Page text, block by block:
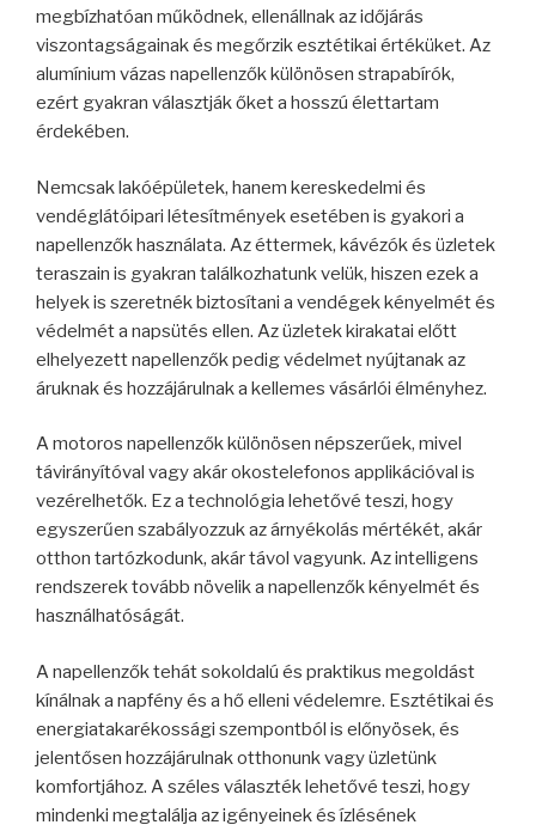
megbízhatóan működnek, ellenállnak az időjárás
viszontagságainak és megőrzik esztétikai értéküket. Az
alumínium vázas napellenzők különösen strapabírók,
ezért gyakran választják őket a hosszú élettartam
érdekében.
Nemcsak lakóépületek, hanem kereskedelmi és
vendéglátóipari létesítmények esetében is gyakori a
napellenzők használata. Az éttermek, kávézók és üzletek
teraszain is gyakran találkozhatunk velük, hiszen ezek a
helyek is szeretnék biztosítani a vendégek kényelmét és
védelmét a napsütés ellen. Az üzletek kirakatai előtt
elhelyezett napellenzők pedig védelmet nyújtanak az
áruknak és hozzájárulnak a kellemes vásárlói élményhez.
A motoros napellenzők különösen népszerűek, mivel
távirányítóval vagy akár okostelefonos applikációval is
vezérelhetők. Ez a technológia lehetővé teszi, hogy
egyszerűen szabályozzuk az árnyékolás mértékét, akár
otthon tartózkodunk, akár távol vagyunk. Az intelligens
rendszerek tovább növelik a napellenzők kényelmét és
használhatóságát.
A napellenzők tehát sokoldalú és praktikus megoldást
kínálnak a napfény és a hő elleni védelemre. Esztétikai és
energiatakarékossági szempontból is előnyösek, és
jelentősen hozzájárulnak otthonunk vagy üzletünk
komfortjához. A széles választék lehetővé teszi, hogy
mindenki megtalálja az igényeinek és ízlésének